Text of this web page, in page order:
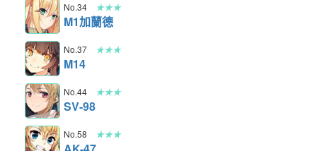
No.34 ★★★
M1加蘭德
No.37 ★★★
M14
No.44 ★★★
SV-98
No.58 ★★★